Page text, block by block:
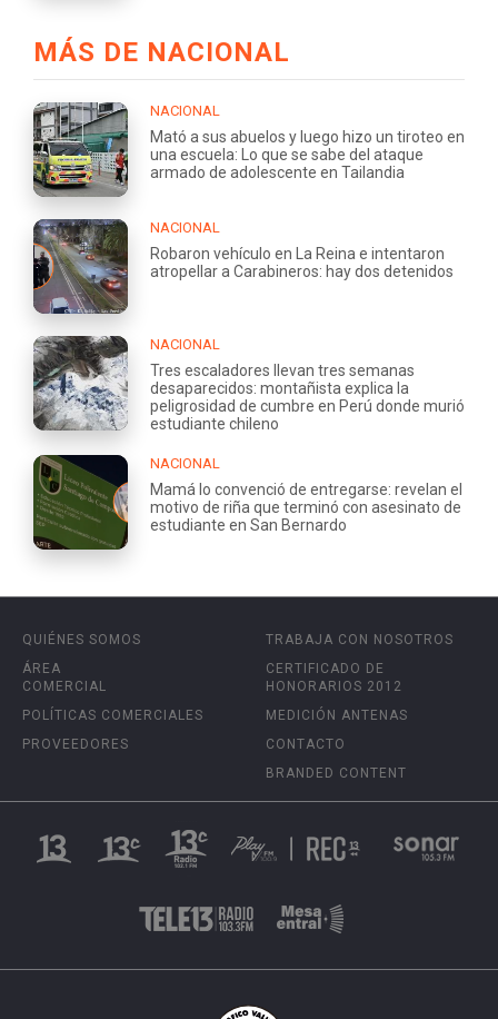
MÁS DE NACIONAL
NACIONAL
Mató a sus abuelos y luego hizo un tiroteo en
una escuela: Lo que se sabe del ataque
armado de adolescente en Tailandia
NACIONAL
Robaron vehículo en La Reina e intentaron
atropellar a Carabineros: hay dos detenidos
NACIONAL
Tres escaladores llevan tres semanas
desaparecidos: montañista explica la
peligrosidad de cumbre en Perú donde murió
estudiante chileno
NACIONAL
Mamá lo convenció de entregarse: revelan el
motivo de riña que terminó con asesinato de
estudiante en San Bernardo
QUIÉNES SOMOS
ÁREA
COMERCIAL
POLÍTICAS COMERCIALES
PROVEEDORES
TRABAJA CON NOSOTROS
CERTIFICADO DE
HONORARIOS 2012
MEDICIÓN ANTENAS
CONTACTO
BRANDED CONTENT